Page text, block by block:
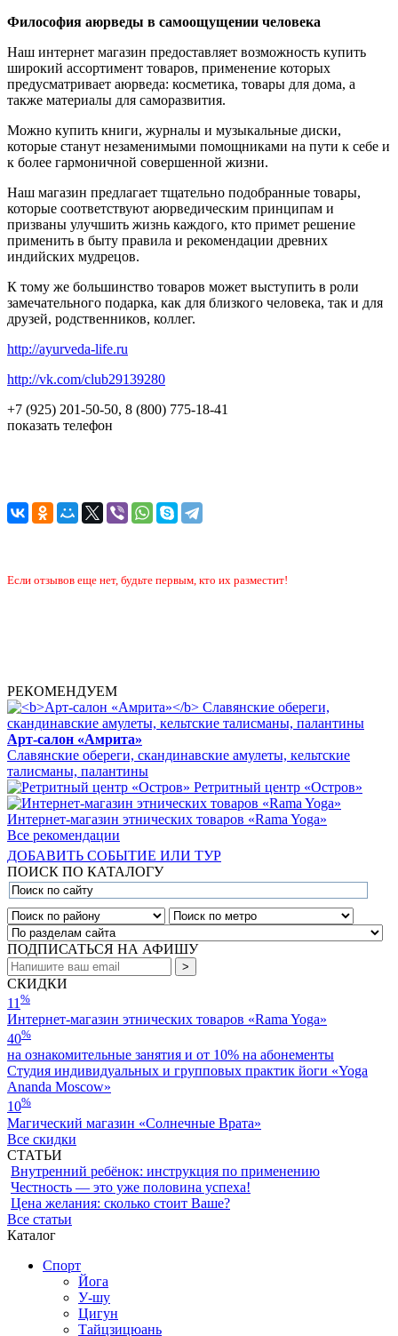
Философия аюрведы в самоощущении человека
Наш интернет магазин предоставляет возможность купить
широкий ассортимент товаров, применение которых
предусматривает аюрведа: косметика, товары для дома, а
также материалы для саморазвития.
Можно купить книги, журналы и музыкальные диски,
которые станут незаменимыми помощниками на пути к себе и
к более гармоничной совершенной жизни.
Наш магазин предлагает тщательно подобранные товары,
которые соответствуют аюрведическим принципам и
призваны улучшить жизнь каждого, кто примет решение
применить в быту правила и рекомендации древних
индийских мудрецов.
К тому же большинство товаров может выступить в роли
замечательного подарка, как для близкого человека, так и для
друзей, родственников, коллег.
http://ayurveda-life.ru
http://vk.com/club29139280
+7 (925) 201-50-50, 8 (800) 775-18-41
показать телефон
Если отзывов еще нет, будьте первым, кто их разместит!
РЕКОМЕНДУЕМ
Арт-салон «Амрита»
Славянские обереги, скандинавские амулеты, кельтские
талисманы, палантины
Ретритный центр «Остров»
Интернет-магазин этнических товаров «Rama Yoga»
Все рекомендации
ДОБАВИТЬ СОБЫТИЕ ИЛИ ТУР
ПОИСК ПО КАТАЛОГУ
ПОДПИСАТЬСЯ НА АФИШУ
СКИДКИ
11 %
Интернет-магазин этнических товаров «Rama Yoga»
40%
на ознакомительные занятия и от 10% на абонементы
Студия индивидуальных и групповых практик йоги «Yoga
Ananda Moscow»
10%
Магический магазин «Солнечные Врата»
Все скидки
СТАТЬИ
Внутренний ребёнок: инструкция по применению
Честность — это уже половина успеха!
Цена желания: сколько стоит Ваше?
Все статьи
Каталог
Спорт
Йога
У-шу
Цигун
Тайцзицюань